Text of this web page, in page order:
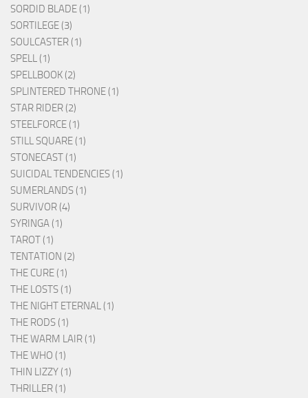
SORDID BLADE (1)
SORTILEGE (3)
SOULCASTER (1)
SPELL (1)
SPELLBOOK (2)
SPLINTERED THRONE (1)
STAR RIDER (2)
STEELFORCE (1)
STILL SQUARE (1)
STONECAST (1)
SUICIDAL TENDENCIES (1)
SUMERLANDS (1)
SURVIVOR (4)
SYRINGA (1)
TAROT (1)
TENTATION (2)
THE CURE (1)
THE LOSTS (1)
THE NIGHT ETERNAL (1)
THE RODS (1)
THE WARM LAIR (1)
THE WHO (1)
THIN LIZZY (1)
THRILLER (1)